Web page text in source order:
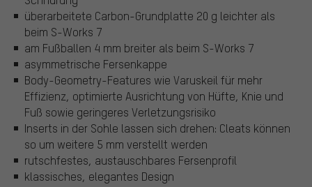
überarbeitete Carbon-Grundplatte 20 g leichter als
beim S-Works 7
am Fußballen 4 mm breiter als beim S-Works 7
asymmetrische Fersenkappe
Body-Geometry-Features wie Varuskeil für mehr
Effizienz, optimierte Ausrichtung von Hüfte, Knie und
Fuß sowie geringeres Verletzungsrisiko
Inserts in der Sohle lassen sich drehen: Cleats können
so um weitere 5 mm verstellt werden
rutschfestes, austauschbares Fersenprofil
klassisches, elegantes Design